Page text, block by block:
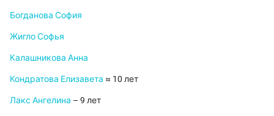
Богданова София
Жигло Софья
Калашникова Анна
Кондратова Елизавета ≈ 10 лет
Лакс Ангелина – 9 лет